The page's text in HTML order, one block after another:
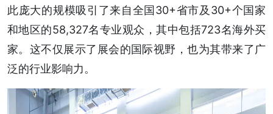
此庞大的规模吸引了来自全国30+省市及30+个国家
和地区的58,327名专业观众，其中包括723名海外买
家。这不仅展示了展会的国际视野，也为其带来了广
泛的行业影响力。